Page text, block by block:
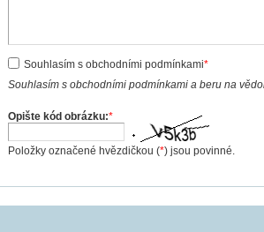
Souhlasím s obchodními podmínkami*
Souhlasím s obchodními podmínkami a beru na
Opište kód obrázku:*
Položky označené hvězdičkou (*) jsou povinné.